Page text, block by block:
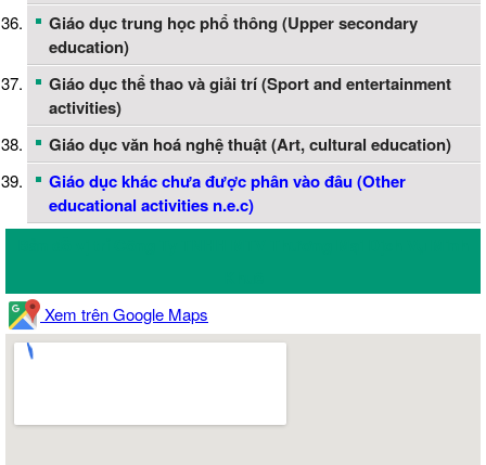
Giáo dục trung học phổ thông (Upper secondary
education)
Giáo dục thể thao và giải trí (Sport and entertainment
activities)
Giáo dục văn hoá nghệ thuật (Art, cultural education)
Giáo dục khác chưa được phân vào đâu (Other
educational activities n.e.c)
Xem trên Google Maps